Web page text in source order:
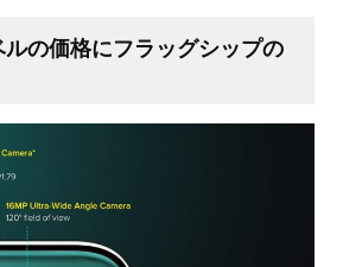
の価格にフラッグシップの